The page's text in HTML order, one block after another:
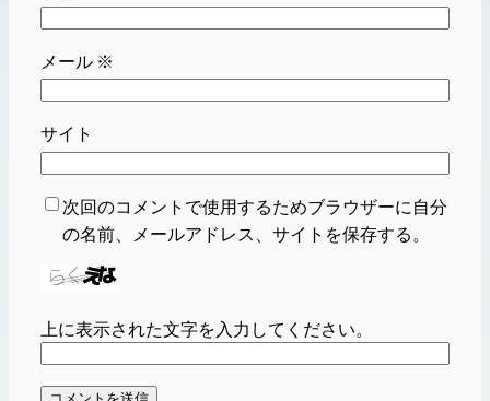
メール ※
サイト
次回のコメントで使用するためブラウザーに自分
の名前、メールアドレス、サイトを保存する。
上に表示された文字を入力してください。